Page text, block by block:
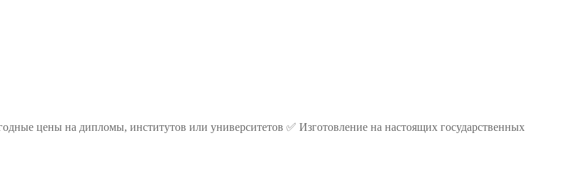
цены на дипломы, институтов или университетов ✅ Изготовление на настоящих государственных